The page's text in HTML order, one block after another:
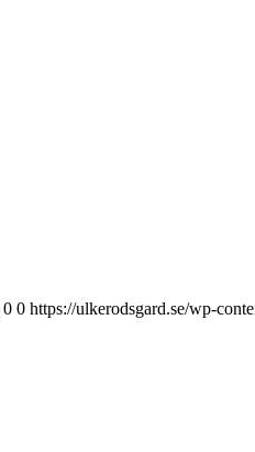
0 0 https://ulkerodsgard.se/wp-